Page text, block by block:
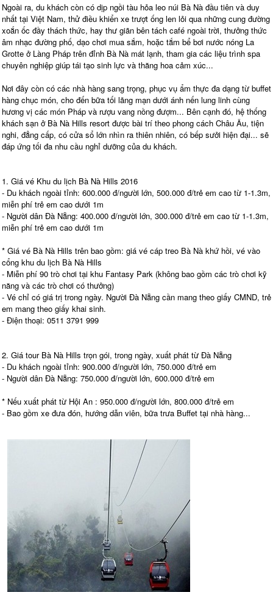
Ngoài ra, du khách còn có dịp ngồi tàu hỏa leo núi Bà Nà đầu tiên và duy
nhất tại Việt Nam, thử điều khiển xe trượt ống len lỏi qua những cung đường
xoắn ốc đầy thách thức, hay thư giãn bên tách café ngoài trời, thưởng thức
âm nhạc đường phố, dạo chơi mua sắm, hoặc tắm bể bơi nước nóng La
Grotte ở Làng Pháp trên đỉnh Bà Nà mát lạnh, tham gia các liệu trình spa
chuyên nghiệp giúp tái tạo sinh lực và thăng hoa cảm xúc...
Nơi đây còn có các nhà hàng sang trọng, phục vụ ẩm thực đa dạng từ buffet
hàng chục món, cho đến bữa tối lãng mạn dưới ánh nến lung linh cùng
hương vị các món Pháp và rượu vang nồng đượm... Bên cạnh đó, hệ thống
khách sạn ở Bà Nà Hills resort được bài trí theo phong cách Châu Âu, tiện
nghi, đẳng cấp, có cửa sổ lớn nhìn ra thiên nhiên, có bếp sưởi hiện đại... sẽ
đáp ứng tối đa nhu cầu nghỉ dưỡng của du khách.
1. Giá vé Khu du lịch Bà Nà Hills 2016
- Du khách ngoài tỉnh: 600.000 đ/người lớn, 500.000 đ/trẻ em cao từ 1-1.3m,
miễn phí trẻ em cao dưới 1m
- Người dân Đà Nẵng: 400.000 đ/người lớn, 300.000 đ/trẻ em cao từ 1-1.3m,
miễn phí trẻ em cao dưới 1m
* Giá vé Bà Nà Hills trên bao gồm: giá vé cáp treo Bà Nà khứ hồi, vé vào
cổng khu du lịch Bà Nà Hills
- Miễn phí 90 trò chơi tại khu Fantasy Park (không bao gồm các trò chơi kỹ
năng và các trò chơi có thưởng)
- Vé chỉ có giá trị trong ngày. Người Đà Nẵng cần mang theo giấy CMND, trẻ
em mang theo giấy khai sinh.
- Điện thoại: 0511 3791 999
2. Giá tour Bà Nà Hills trọn gói, trong ngày, xuất phát từ Đà Nẵng
- Du khách ngoài tỉnh: 900.000 đ/người lớn, 750.000 đ/trẻ em
- Người dân Đà Nẵng: 750.000 đ/người lớn, 600.000 đ/trẻ em
* Nếu xuất phát từ Hội An : 950.000 đ/người lớn, 800.000 đ/trẻ em
- Bao gồm xe đưa đón, hướng dẫn viên, bữa trưa Buffet tại nhà hàng...